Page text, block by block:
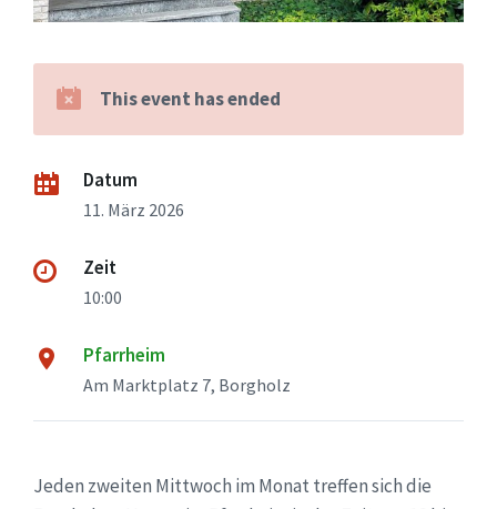
This event has ended
Datum
11. März 2026
Zeit
10:00
Pfarrheim
Am Marktplatz 7, Borgholz
Jeden zweiten Mittwoch im Monat treffen sich die